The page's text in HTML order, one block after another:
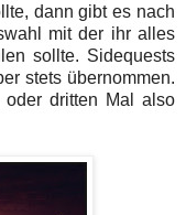
dann gibt es nach
mit der ihr alles
sollte. Sidequests
stets übernommen.
dritten Mal also